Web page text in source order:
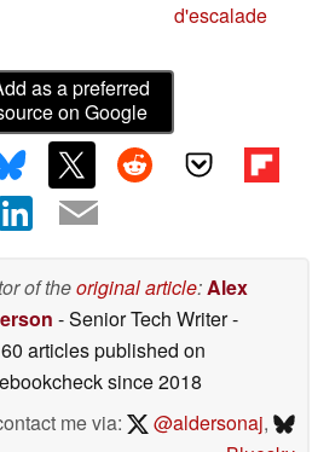
d'escalade
as a preferred
on Google
of theoriginal article:Alex
- Senior Tech Writer-
articles published on
since 2018
me via:
@aldersonaj,